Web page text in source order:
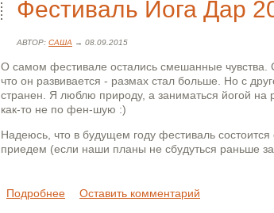
Фестиваль Йога Дар
АВТОР: САША → 08.09.2015
О самом фестивале остались смешанные чувства.
что он развивается - размах стал больше. Но с
странен. Я люблю природу, а заниматься йогой на
как-то не по фен-шую :)
Надеюсь, что в будущем году фестиваль
приедем (если наши планы не сбудуться раньше
Подробнее о Фестиваль Йога Дар 2015 в Туле
Оставить комментарий